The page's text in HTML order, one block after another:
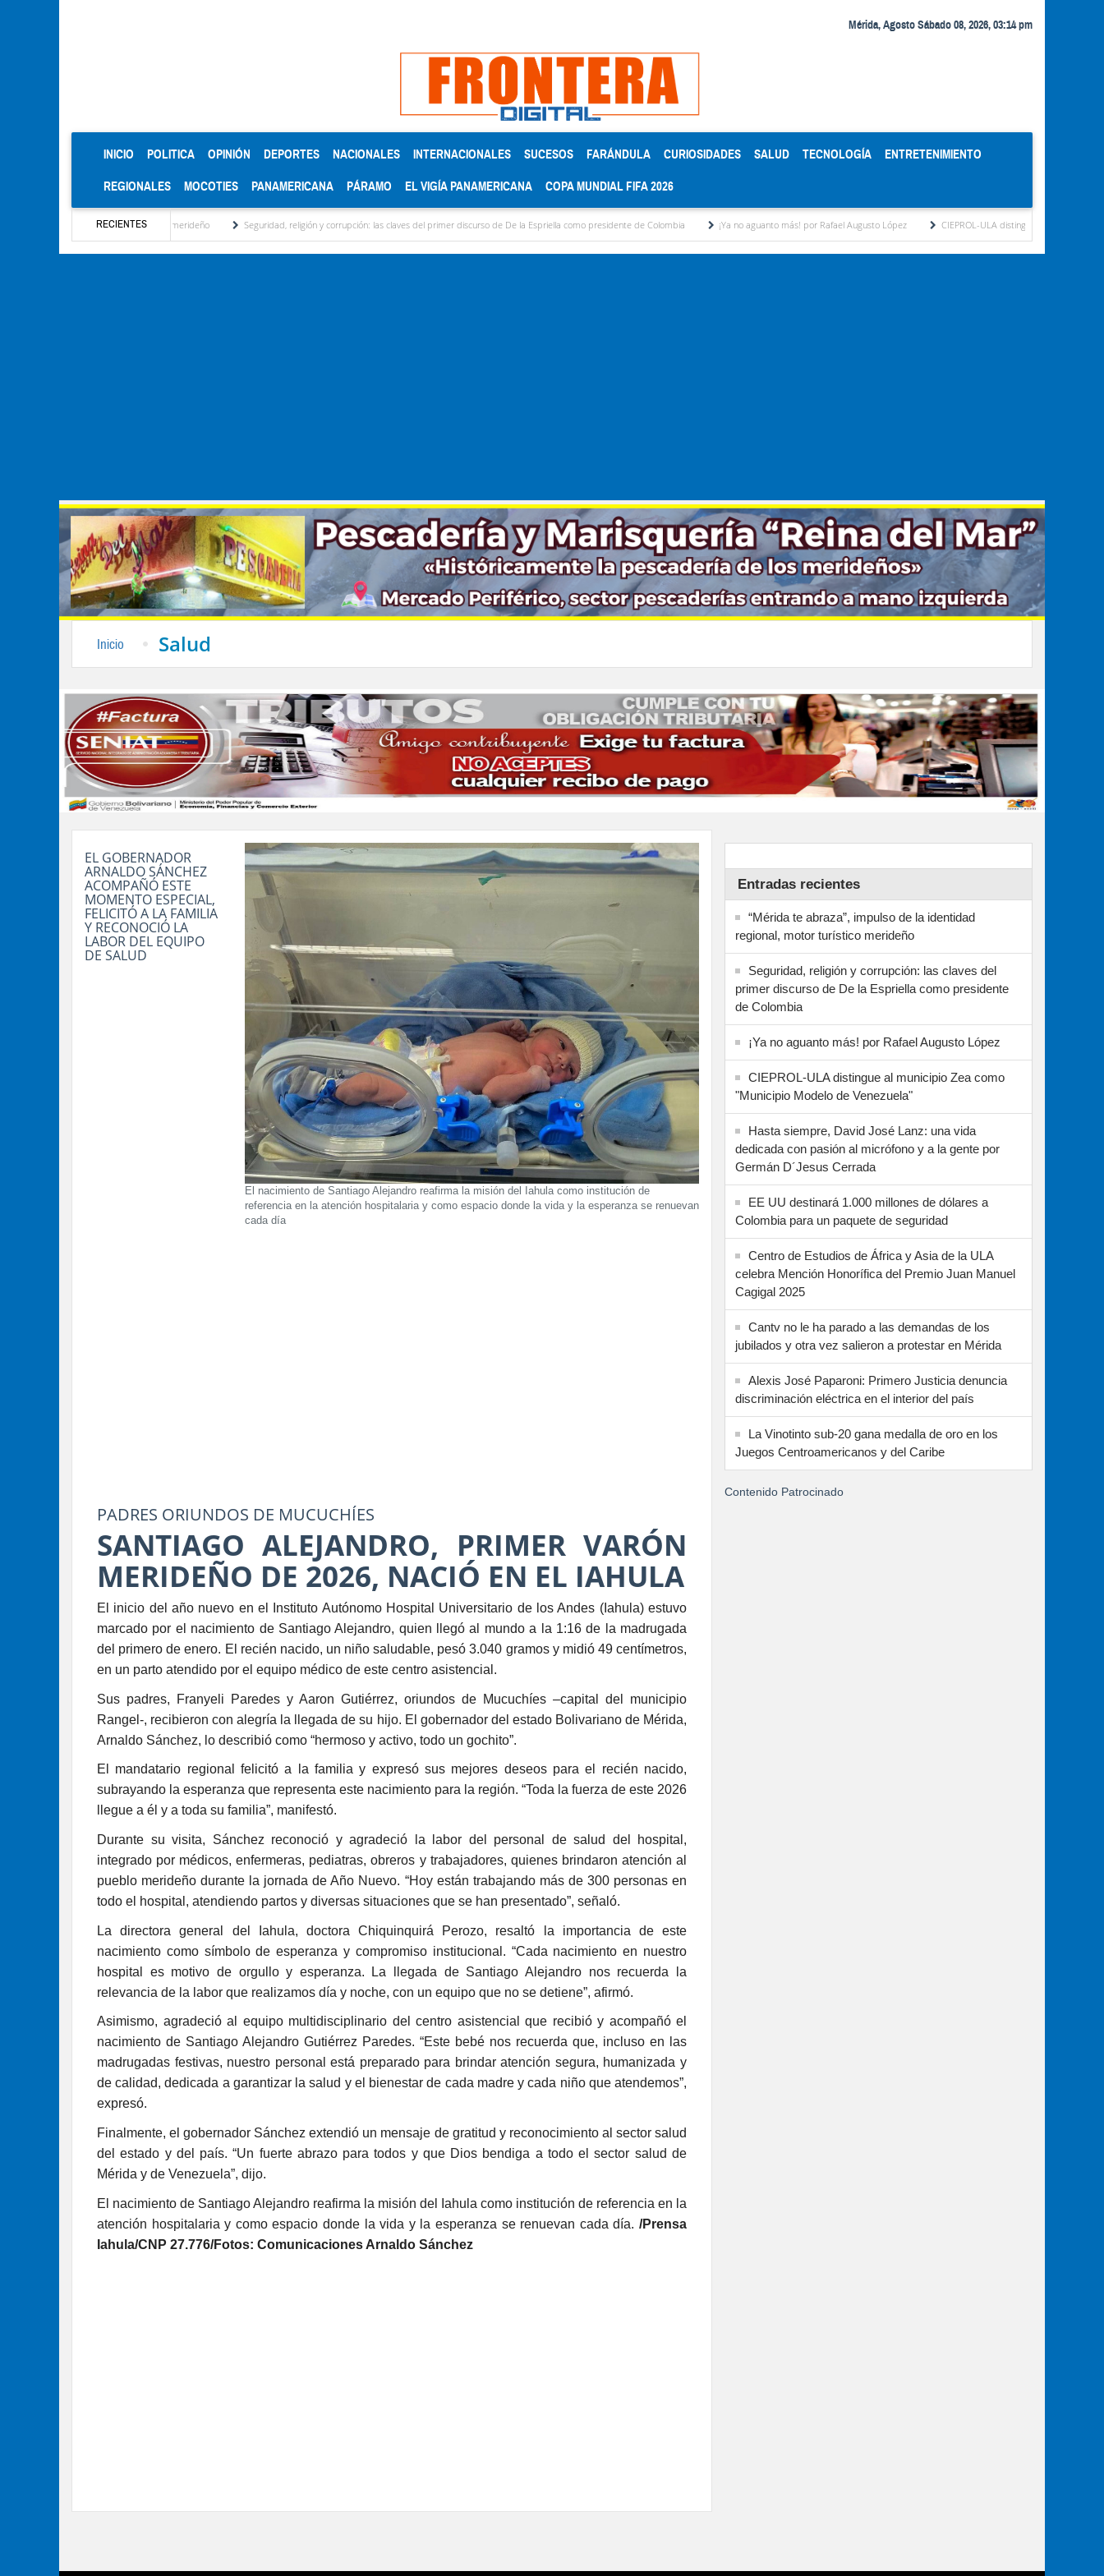
Mérida, Agosto Sábado 08, 2026, 03:14 pm
INICIO (CURRENT)
POLITICA OPINIÓN DEPORTES NACIONALES INTERNACIONALES SUCESOS FARÁNDULA CURIOSIDADES SALUD TECNOLOGÍA ENTRETENIMIENTO
REGIONALES MOCOTIES PANAMERICANA PÁRAMO EL VIGÍA PANAMERICANA COPA MUNDIAL FIFA 2026
RECIENTES
regional, motor turístico merideño Seguridad, religión y corrupción: las claves del primer discurso de De la Espriella como presidente de Colombia ¡Ya no aguanto más! por Rafael Augusto López CIEPROL-ULA distingue al municipio Zea como
Inicio Salud
El nacimiento de Santiago Alejandro reafirma la misión del Iahula como institución de
referencia en la atención hospitalaria y como espacio donde la vida y la esperanza se renuevan
cada día
EL GOBERNADOR
ARNALDO SÁNCHEZ
ACOMPAÑÓ ESTE
MOMENTO ESPECIAL,
FELICITÓ A LA FAMILIA
Y RECONOCIÓ LA
LABOR DEL EQUIPO
DE SALUD
PADRES ORIUNDOS DE MUCUCHÍES
SANTIAGO ALEJANDRO, PRIMER VARÓN
MERIDEÑO DE 2026, NACIÓ EN EL IAHULA
El inicio del año nuevo en el Instituto Autónomo Hospital Universitario de los Andes (Iahula) estuvo
marcado por el nacimiento de Santiago Alejandro, quien llegó al mundo a la 1:16 de la madrugada
del primero de enero. El recién nacido, un niño saludable, pesó 3.040 gramos y midió 49 centímetros,
en un parto atendido por el equipo médico de este centro asistencial.
Sus padres, Franyeli Paredes y Aaron Gutiérrez, oriundos de Mucuchíes –capital del municipio
Rangel-, recibieron con alegría la llegada de su hijo. El gobernador del estado Bolivariano de Mérida,
Arnaldo Sánchez, lo describió como “hermoso y activo, todo un gochito”.
El mandatario regional felicitó a la familia y expresó sus mejores deseos para el recién nacido,
subrayando la esperanza que representa este nacimiento para la región. “Toda la fuerza de este 2026
llegue a él y a toda su familia”, manifestó.
Durante su visita, Sánchez reconoció y agradeció la labor del personal de salud del hospital,
integrado por médicos, enfermeras, pediatras, obreros y trabajadores, quienes brindaron atención al
pueblo merideño durante la jornada de Año Nuevo. “Hoy están trabajando más de 300 personas en
todo el hospital, atendiendo partos y diversas situaciones que se han presentado”, señaló.
La directora general del Iahula, doctora Chiquinquirá Perozo, resaltó la importancia de este
nacimiento como símbolo de esperanza y compromiso institucional. “Cada nacimiento en nuestro
hospital es motivo de orgullo y esperanza. La llegada de Santiago Alejandro nos recuerda la
relevancia de la labor que realizamos día y noche, con un equipo que no se detiene”, afirmó.
Asimismo, agradeció al equipo multidisciplinario del centro asistencial que recibió y acompañó el
nacimiento de Santiago Alejandro Gutiérrez Paredes. “Este bebé nos recuerda que, incluso en las
madrugadas festivas, nuestro personal está preparado para brindar atención segura, humanizada y
de calidad, dedicada a garantizar la salud y el bienestar de cada madre y cada niño que atendemos”,
expresó.
Finalmente, el gobernador Sánchez extendió un mensaje de gratitud y reconocimiento al sector salud
del estado y del país. “Un fuerte abrazo para todos y que Dios bendiga a todo el sector salud de
Mérida y de Venezuela”, dijo.
El nacimiento de Santiago Alejandro reafirma la misión del Iahula como institución de referencia en la
atención hospitalaria y como espacio donde la vida y la esperanza se renuevan cada día. /Prensa
Iahula/CNP 27.776/Fotos: Comunicaciones Arnaldo Sánchez
Entradas recientes
“Mérida te abraza”, impulso de la identidad
regional, motor turístico merideño
Seguridad, religión y corrupción: las claves del
primer discurso de De la Espriella como presidente
de Colombia
¡Ya no aguanto más! por Rafael Augusto López
CIEPROL-ULA distingue al municipio Zea como
"Municipio Modelo de Venezuela"
Hasta siempre, David José Lanz: una vida
dedicada con pasión al micrófono y a la gente por
Germán D´Jesus Cerrada
EE UU destinará 1.000 millones de dólares a
Colombia para un paquete de seguridad
Centro de Estudios de África y Asia de la ULA
celebra Mención Honorífica del Premio Juan Manuel
Cagigal 2025
Cantv no le ha parado a las demandas de los
jubilados y otra vez salieron a protestar en Mérida
Alexis José Paparoni: Primero Justicia denuncia
discriminación eléctrica en el interior del país
La Vinotinto sub-20 gana medalla de oro en los
Juegos Centroamericanos y del Caribe
Contenido Patrocinado